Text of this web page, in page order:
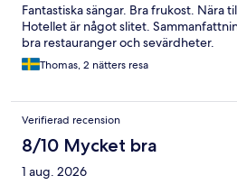
Fantastiska sängar. Bra frukost. Nära
Hotellet är något slitet.
bra restauranger och sevärdheter.
Thomas, 2 nätters resa
Verifierad recension
8/10 Mycket bra
1 aug. 2026